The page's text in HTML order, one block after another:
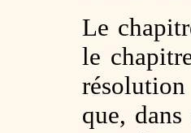
Le
le
que,